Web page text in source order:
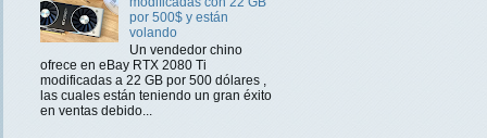
por 500$ y están
volando
Un vendedor chino
ofrece en eBay RTX 2080 Ti
modificadas a 22 GB por 500 dólares ,
las cuales están teniendo un gran éxito
en ventas debido...